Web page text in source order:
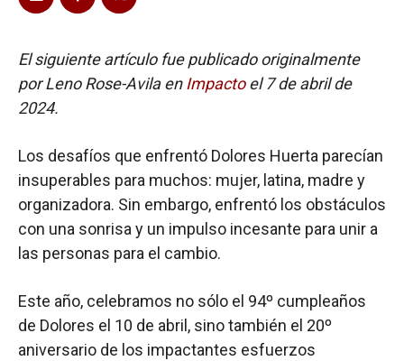
El siguiente artículo fue publicado originalmente
por Leno Rose-Avila enImpactoel 7 de abril de
2024.
Los desafíos que enfrentó Dolores Huerta parecían
insuperables para muchos: mujer, latina, madre y
organizadora. Sin embargo, enfrentó los obstáculos
con una sonrisa y un impulso incesante para unir a
las personas para el cambio.
Este año, celebramos no sólo el 94º cumpleaños
de Dolores el 10 de abril, sino también el 20º
aniversario de los impactantes esfuerzos